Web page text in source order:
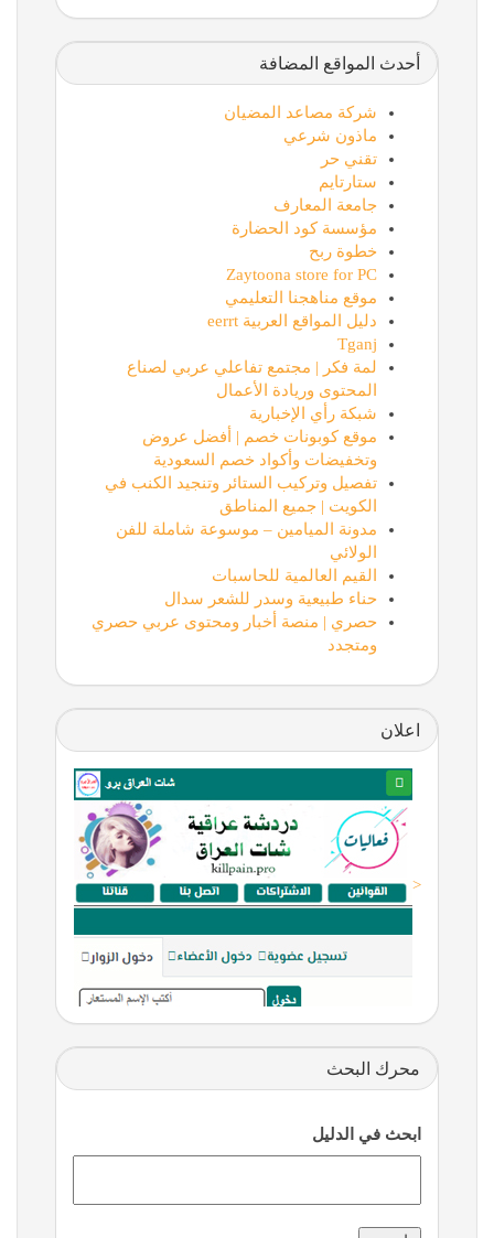
أحدث المواقع المضافة
شركة مصاعد المضيان
ماذون شرعي
تقني حر
ستارتايم
جامعة المعارف
مؤسسة كود الحضارة
خطوة ربح
Zaytoona store for PC
موقع مناهجنا التعليمي
دليل المواقع العربية eerrt
Tganj
لمة فكر | مجتمع تفاعلي عربي لصناع
المحتوى وريادة الأعمال
شبكة رأي الإخبارية
موقع كوبونات خصم | أفضل عروض
وتخفيضات وأكواد خصم السعودية
تفصيل وتركيب الستائر وتنجيد الكنب في
الكويت | جميع المناطق
مدونة الميامين – موسوعة شاملة للفن
الولائي
القيم العالمية للحاسبات
حناء طبيعية وسدر للشعر سدال
حصري | منصة أخبار ومحتوى عربي حصري
ومتجدد
اعلان
<
محرك البحث
ابحث في الدليل